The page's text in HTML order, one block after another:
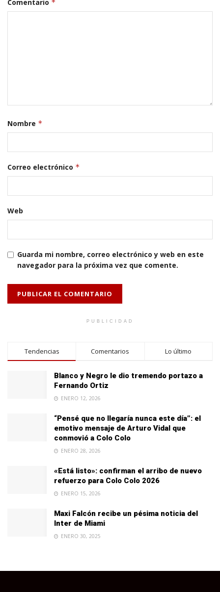
Comentario *
Nombre *
Correo electrónico *
Web
Guarda mi nombre, correo electrónico y web en este
navegador para la próxima vez que comente.
PUBLICIDAD
Tendencias Comentarios Lo último
Blanco y Negro le dio tremendo portazo a
Fernando Ortiz
ENERO 12, 2026
“Pensé que no llegaría nunca este día”: el
emotivo mensaje de Arturo Vidal que
conmovió a Colo Colo
ENERO 28, 2026
«Está listo»: confirman el arribo de nuevo
refuerzo para Colo Colo 2026
ENERO 15, 2026
Maxi Falcón recibe un pésima noticia del
Inter de Miami
ENERO 30, 2025